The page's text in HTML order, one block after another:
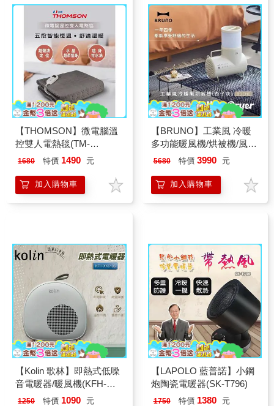
【THOMSON】微電腦溫
控雙人電熱毯(TM-
SAW26B)
1680 特價 1490 元
加入購物車
【BRUNO】工業風 冷暖
多功能暖風機/烘被機/風扇
(杏子灰) BOE116
5680 特價 3990 元
加入購物車
【Kolin 歌林】即熱式低噪
音電暖器/暖風機(KFH-
XK6106)
1250 特價 1090 元
【LAPOLO 藍普諾】小鋼
炮陶瓷電暖器(SK-T796)
1750 特價 1380 元